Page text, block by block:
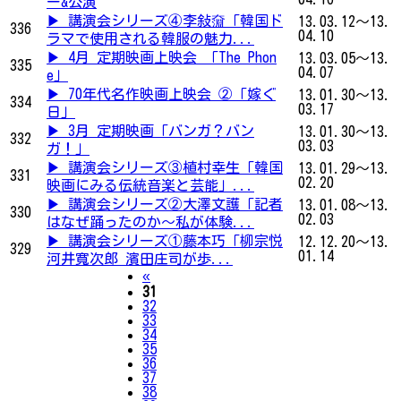
336
▶ 講演会シリーズ④李敍奫「韓国ド
ラマで使用される韓服の魅力...
13.03.12～13.
04.10
335
▶ 4月 定期映画上映会 「The Phon
e」
13.03.05～13.
04.07
334
▶ 70年代名作映画上映会 ②「嫁ぐ
日」
13.01.30～13.
03.17
332
▶ 3月 定期映画「バンガ？バン
ガ！」
13.01.30～13.
03.03
331
▶ 講演会シリーズ③植村幸生「韓国
映画にみる伝統音楽と芸能」...
13.01.29～13.
02.20
330
▶ 講演会シリーズ②大澤文護「記者
はなぜ踊ったのか～私が体験...
13.01.08～13.
02.03
329
▶ 講演会シリーズ①藤本巧「柳宗悦
河井寬次郎 濱田庄司が歩...
12.12.20～13.
01.14
«Previous
31
32
33
34
35
36
37
38